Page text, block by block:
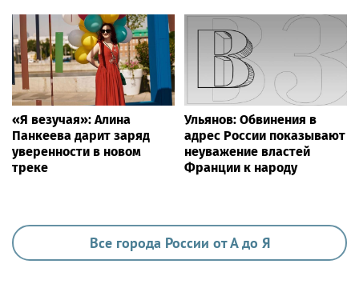
«Я везучая»: Алина
Панкеева дарит заряд
уверенности в новом
треке
Ульянов: Обвинения в
адрес России показывают
неуважение властей
Франции к народу
Все города России от А до Я